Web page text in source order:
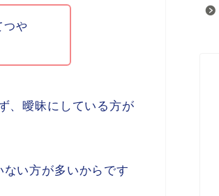
つや
、曖昧にしている方が
ない方が多いからです